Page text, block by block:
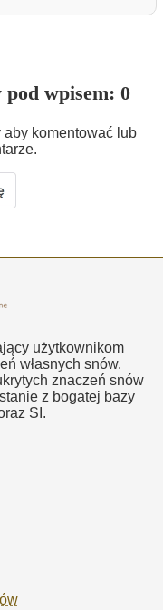
wpisem: 0
komentować lub
użytkownikom
własnych snów.
znaczeń snów
z bogatej bazy
SI.